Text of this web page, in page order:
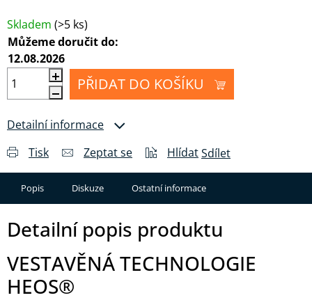
Skladem (>5 ks)
Můžeme doručit do:
12.08.2026
PŘIDAT DO KOŠÍKU
Detailní informace
Tisk
Zeptat se HlídatSdílet
Popis Diskuze Ostatní informace
Detailní popis produktu
VESTAVĚNÁ TECHNOLOGIE
HEOS®